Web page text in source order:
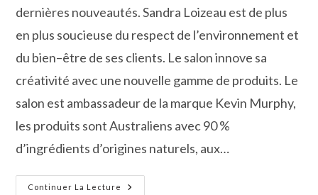
dernières nouveautés. Sandra Loizeau est de plus
en plus soucieuse du respect de l’environnement et
du bien–être de ses clients. Le salon innove sa
créativité avec une nouvelle gamme de produits. Le
salon est ambassadeur de la marque Kevin Murphy,
les produits sont Australiens avec 90 %
d’ingrédients d’origines naturels, aux…
Continuer La Lecture
Aimargues